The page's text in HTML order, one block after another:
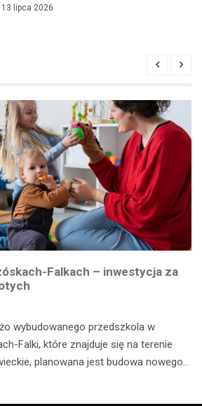
13 lipca 2026
Falkach – inwestycja za
wybudowanego przedszkola w
Falki, które znajduje się na terenie
planowana jest budowa nowego…